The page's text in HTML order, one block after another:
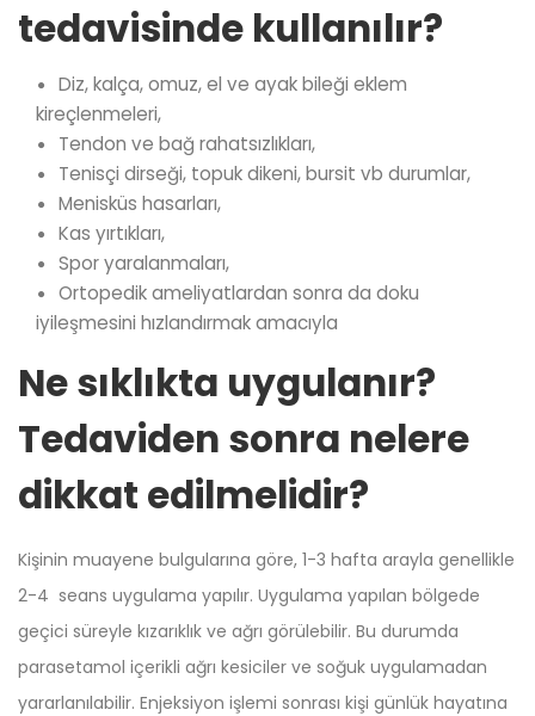
tedavisinde kullanılır?
Diz, kalça, omuz, el ve ayak bileği eklem
kireçlenmeleri,
Tendon ve bağ rahatsızlıkları,
Tenisçi dirseği, topuk dikeni, bursit vb durumlar,
Menisküs hasarları,
Kas yırtıkları,
Spor yaralanmaları,
Ortopedik ameliyatlardan sonra da doku
iyileşmesini hızlandırmak amacıyla
Ne sıklıkta uygulanır?
Tedaviden sonra nelere
dikkat edilmelidir?
Kişinin muayene bulgularına göre, 1-3 hafta arayla genellikle
2-4 seans uygulama yapılır. Uygulama yapılan bölgede
geçici süreyle kızarıklık ve ağrı görülebilir. Bu durumda
parasetamol içerikli ağrı kesiciler ve soğuk uygulamadan
yararlanılabilir. Enjeksiyon işlemi sonrası kişi günlük hayatına